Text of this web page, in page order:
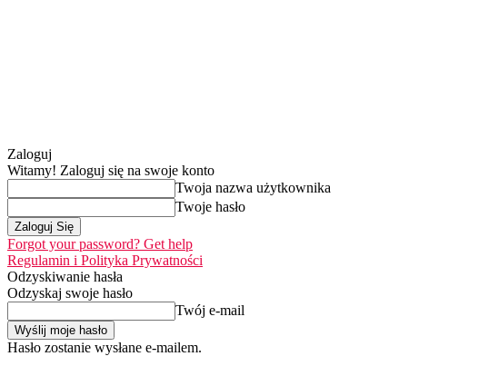
Zaloguj
Witamy! Zaloguj się na swoje konto
Twoja nazwa użytkownika
Twoje hasło
Forgot your password? Get help
Regulamin i Polityka Prywatności
Odzyskiwanie hasła
Odzyskaj swoje hasło
Twój e-mail
Hasło zostanie wysłane e-mailem.